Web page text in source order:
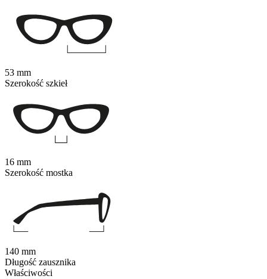
Właściwości
53 mm
Szerokość szkieł
16 mm
Szerokość mostka
140 mm
Długość zausznika